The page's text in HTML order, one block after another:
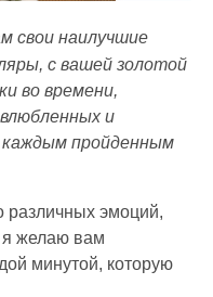
свои наилучшие
с вашей золотой
во времени,
и
пройденным
различных эмоций,
я желаю вам
минутой, которую